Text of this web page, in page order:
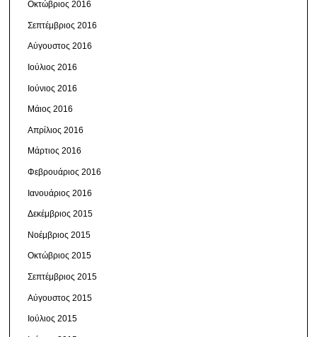
Οκτώβριος 2016
Σεπτέμβριος 2016
Αύγουστος 2016
Ιούλιος 2016
Ιούνιος 2016
Μάιος 2016
Απρίλιος 2016
Μάρτιος 2016
Φεβρουάριος 2016
Ιανουάριος 2016
Δεκέμβριος 2015
Νοέμβριος 2015
Οκτώβριος 2015
Σεπτέμβριος 2015
Αύγουστος 2015
Ιούλιος 2015